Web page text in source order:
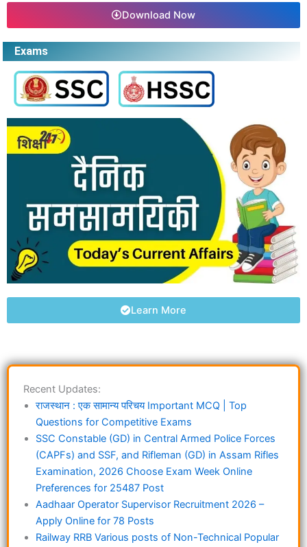
Download Now
Exams
Learn More
Recent Updates:
राजस्थान : एक सामान्य परिचय Important MCQ | Top
Questions for Competitive Exams
SSC Constable (GD) in Central Armed Police Forces
(CAPFs) and SSF, and Rifleman (GD) in Assam Rifles
Examination, 2026 Choose Exam Week Online
Preferences for 25487 Post
Aadhaar Operator Supervisor Recruitment 2026 –
Apply Online for 78 Posts
Railway RRB Various posts of Non-Technical Popular